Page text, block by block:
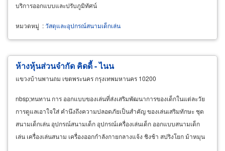
บริการออกแบบและปรับภูมิทัศน์
หมวดหมู่ :วัสดุและอุปกรณ์สนามเด็กเล่น
ห้างหุ้นส่วนจำกัด คิดดี้ - ไนน
แขวงบ้านพานถม เขตพระนคร กรุงเทพมหานคร 10200
nbsp;ทนทาน การ ออกแบบของเล่นที่ส่งเสริมพัฒนาการของเด็กในแต่ละวัย
การดูแลเอาใจใส่ คำนึงถึงความปลอดภัยเป็นสำคัญ ของเล่นเสริมทักษะ ชุด
สนามเด็กเล่น อุปกรณ์สนามเด็ก อุปกรณ์เครื่องเล่นเด็ก ออกแบบสนามเด็ก
เล่น เครื่องเล่นสนาม เครื่องออกกำลังกายกลางแจ้ง ชิงช้า สปริงโยก ม้าหมุน